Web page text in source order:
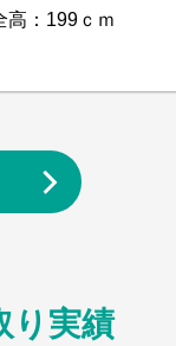
：199ｃｍ
り実績